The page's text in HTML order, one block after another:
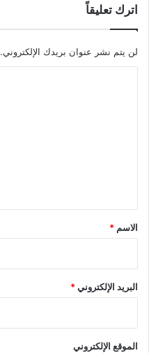
اترك تعليقاً
لن يتم نشر عنوان بريدك الإلكتروني.
*
الاسم *
البريد الإلكتروني*
الموقع الإلكتروني